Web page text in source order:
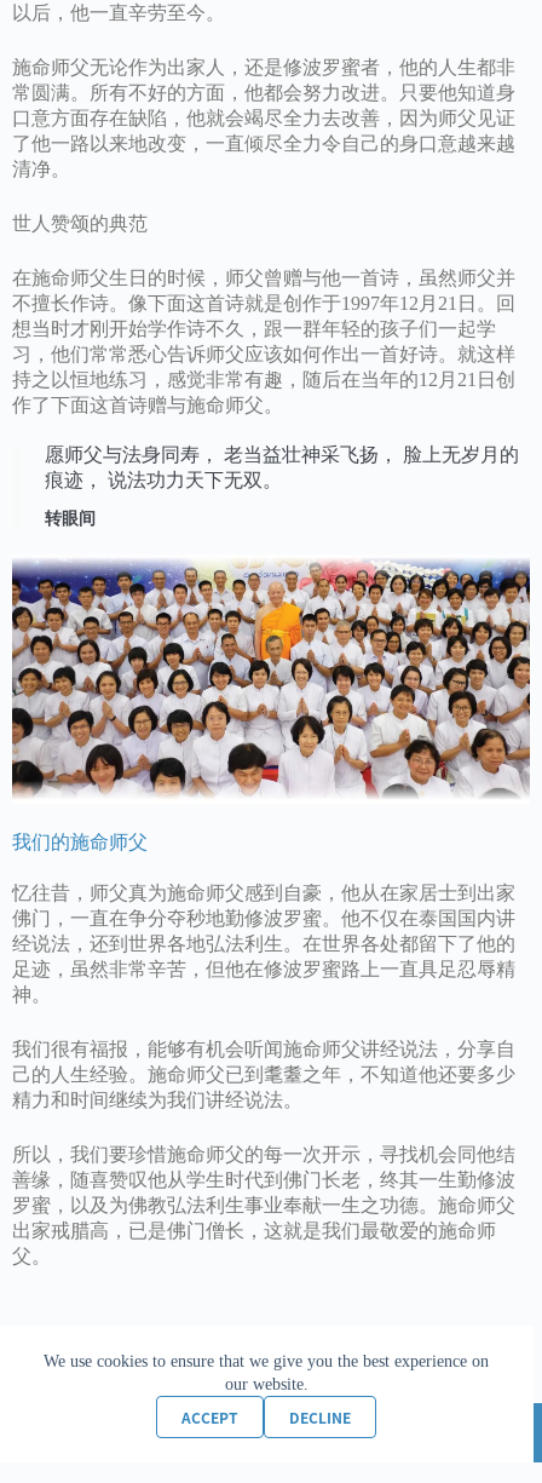
We use cookies to ensure that we give you the best experience on
our website.
ACCEPT DECLINE
以后，他一直辛劳至今。
施命师父无论作为出家人，还是修波罗蜜者，他的人生都非
常圆满。所有不好的方面，他都会努力改进。只要他知道身
口意方面存在缺陷，他就会竭尽全力去改善，因为师父见证
了他一路以来地改变，一直倾尽全力令自己的身口意越来越
清净。
世人赞颂的典范
在施命师父生日的时候，师父曾赠与他一首诗，虽然师父并
不擅长作诗。像下面这首诗就是创作于1997年12月21日。回
想当时才刚开始学作诗不久，跟一群年轻的孩子们一起学
习，他们常常悉心告诉师父应该如何作出一首好诗。就这样
持之以恒地练习，感觉非常有趣，随后在当年的12月21日创
作了下面这首诗赠与施命师父。
愿师父与法身同寿， 老当益壮神采飞扬， 脸上无岁月的
痕迹， 说法功力天下无双。
转眼间
我们的施命师父
忆往昔，师父真为施命师父感到自豪，他从在家居士到出家
佛门，一直在争分夺秒地勤修波罗蜜。他不仅在泰国国内讲
经说法，还到世界各地弘法利生。在世界各处都留下了他的
足迹，虽然非常辛苦，但他在修波罗蜜路上一直具足忍辱精
神。
我们很有福报，能够有机会听闻施命师父讲经说法，分享自
己的人生经验。施命师父已到耄耋之年，不知道他还要多少
精力和时间继续为我们讲经说法。
所以，我们要珍惜施命师父的每一次开示，寻找机会同他结
善缘，随喜赞叹他从学生时代到佛门长老，终其一生勤修波
罗蜜，以及为佛教弘法利生事业奉献一生之功德。施命师父
出家戒腊高，已是佛门僧长，这就是我们最敬爱的施命师
父。